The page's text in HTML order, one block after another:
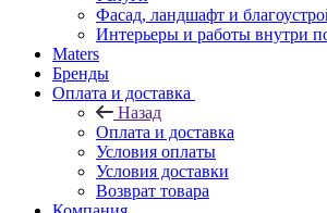
Фасад, ландшафт и
Интерьеры и работы внутри
Maters
Бренды
Оплата и доставка
Назад
Оплата и доставка
Условия оплаты
Условия доставки
Возврат товара